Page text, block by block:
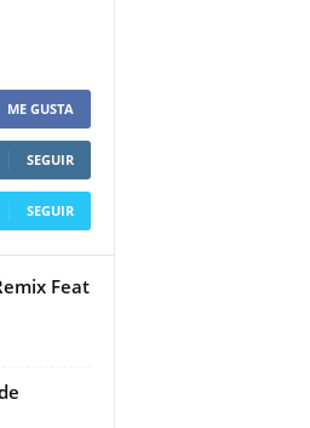
ME GUSTA
SEGUIR
SEGUIR
Feat